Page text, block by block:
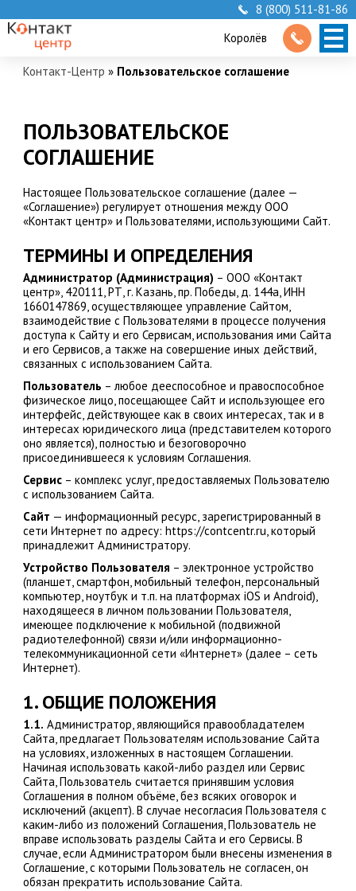
8 (800) 511-81-86
Королёв
Контакт-Центр » Пользовательское соглашение
ПОЛЬЗОВАТЕЛЬСКОЕ
СОГЛАШЕНИЕ
Настоящее Пользовательское соглашение (далее —
«Соглашение») регулирует отношения между ООО
«Контакт центр» и Пользователями, использующими Сайт.
ТЕРМИНЫ И ОПРЕДЕЛЕНИЯ
Администратор (Администрация) – ООО «Контакт
центр», 420111, РТ, г. Казань, пр. Победы, д. 144а, ИНН
1660147869, осуществляющее управление Сайтом,
взаимодействие с Пользователями в процессе получения
доступа к Сайту и его Сервисам, использования ими Сайта
и его Сервисов, а также на совершение иных действий,
связанных с использованием Сайта.
Пользователь – любое дееспособное и правоспособное
физическое лицо, посещающее Сайт и использующее его
интерфейс, действующее как в своих интересах, так и в
интересах юридического лица (представителем которого
оно является), полностью и безоговорочно
присоединившееся к условиям Соглашения.
Сервис– комплекс услуг, предоставляемых Пользователю
с использованием Сайта.
Сайт — информационный ресурс, зарегистрированный в
сети Интернет по адресу: https://contcentr.ru, который
принадлежит Администратору.
Устройство Пользователя – электронное устройство
(планшет, смартфон, мобильный телефон, персональный
компьютер, ноутбук и т.п. на платформах iOS и Android),
находящееся в личном пользовании Пользователя,
имеющее подключение к мобильной (подвижной
радиотелефонной) связи и/или информационно-
телекоммуникационной сети «Интернет» (далее – сеть
Интернет).
1. ОБЩИЕ ПОЛОЖЕНИЯ
1.1. Администратор, являющийся правообладателем
Сайта, предлагает Пользователям использование Сайта
на условиях, изложенных в настоящем Соглашении.
Начиная использовать какой-либо раздел или Сервис
Сайта, Пользователь считается принявшим условия
Соглашения в полном объёме, без всяких оговорок и
исключений (акцепт). В случае несогласия Пользователя с
каким-либо из положений Соглашения, Пользователь не
вправе использовать разделы Сайта и его Сервисы. В
случае, если Администратором были внесены изменения в
Соглашение, с которыми Пользователь не согласен, он
обязан прекратить использование Сайта.